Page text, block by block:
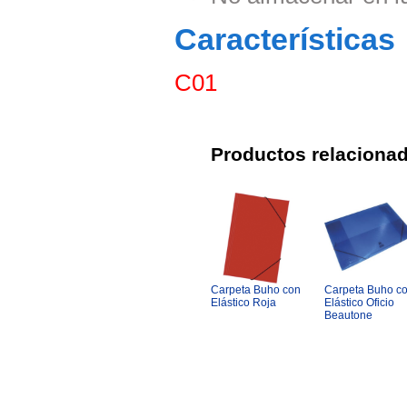
Características
C01
Productos
Carpeta Buho con
Elástico Roja
Carpeta Buho
Elástico Oficio
Beautone